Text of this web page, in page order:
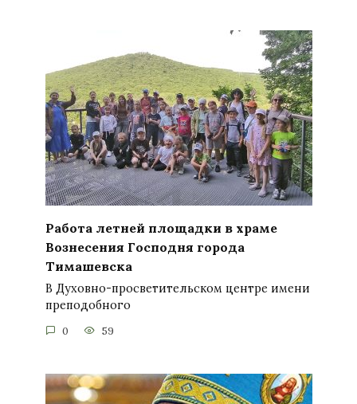
Работа летней площадки в храме
Вознесения Господня города
Тимашевска
В Духовно-просветительском центре имени
преподобного
0 59